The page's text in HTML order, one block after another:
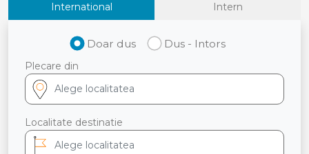
International Intern
Doar dus Dus - Intors
Plecare din
Localitate destinatie